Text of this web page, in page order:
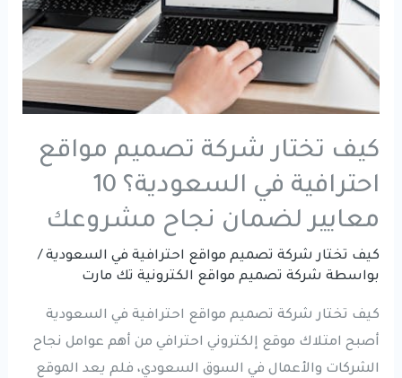
كيف تختار شركة تصميم مواقع
احترافية في السعودية؟ 10
معايير لضمان نجاح مشروعك
كيف تختار شركة تصميم مواقع احترافية في السعودية /
بواسطة شركة تصميم مواقع الكترونية تك مارت
كيف تختار شركة تصميم مواقع احترافية في السعودية
أصبح امتلاك موقع إلكتروني احترافي من أهم عوامل نجاح
الشركات والأعمال في السوق السعودي، فلم يعد الموقع